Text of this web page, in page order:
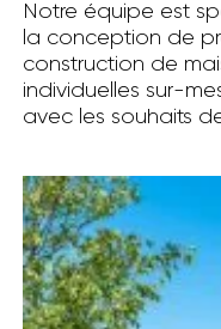
Notre équipe est
la conception de
construction de
individuelles sur-
avec les souhaits